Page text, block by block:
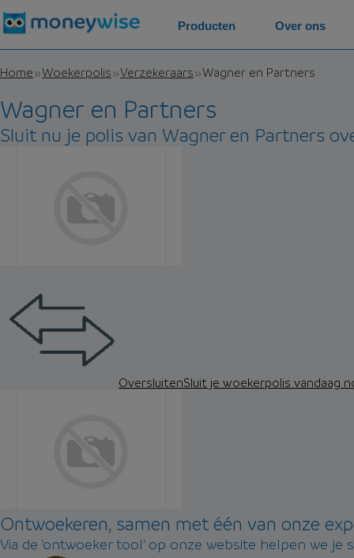
Home Woekerpolis Verzekeraars Wagner en Partners
Wagner en Partners
Sluit nu je polis van Wagner en Partners
OversluitenSluit je woekerpolis vandaag
Ontwoekeren, samen met één van onze
Via de 'ontwoeker tool' op onze website helpen we je
Producten Over ons